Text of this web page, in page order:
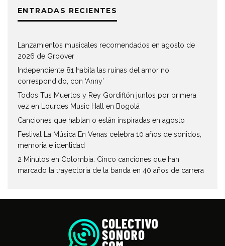
ENTRADAS RECIENTES
Lanzamientos musicales recomendados en agosto de
2026 de Groover
Independiente 81 habita las ruinas del amor no
correspondido, con ‘Anny’
Todos Tus Muertos y Rey Gordiflón juntos por primera
vez en Lourdes Music Hall en Bogotá
Canciones que hablan o están inspiradas en agosto
Festival La Música En Venas celebra 10 años de sonidos,
memoria e identidad
2 Minutos en Colombia: Cinco canciones que han
marcado la trayectoria de la banda en 40 años de carrera